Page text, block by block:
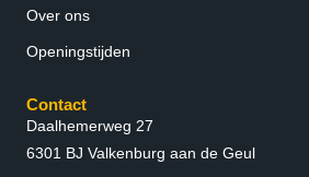
Over ons
Openingstijden
Contact
Daalhemerweg 27
6301 BJ Valkenburg aan de Geul